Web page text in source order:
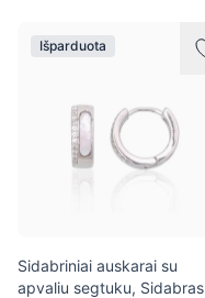
Išparduota
Sidabriniai auskarai su
apvaliu segtuku, Sidabras